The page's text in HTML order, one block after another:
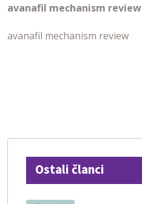
avanafil mechanism review
avanafil mechanism review
Ostali članci